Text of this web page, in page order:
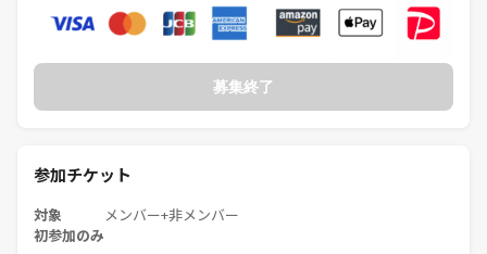
ら、大半の方は最初はビックリします。(特に夜の開催)
でも、結局最後にはほとんどの人が二次会に来てくれるくらい仲良くな
できたらいい』『ドライな関係でいい』という面持ちでお越しいただい
募集終了
参加チケット
対象 メンバー+非メンバー
初参加のみ